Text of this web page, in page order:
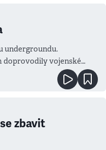
undergroundu.
doprovodily vojenské
zbavit